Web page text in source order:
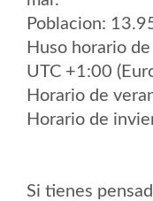
Poblacion:
Huso horario
UTC +1:00
Horario de
Horario de
Si tienes